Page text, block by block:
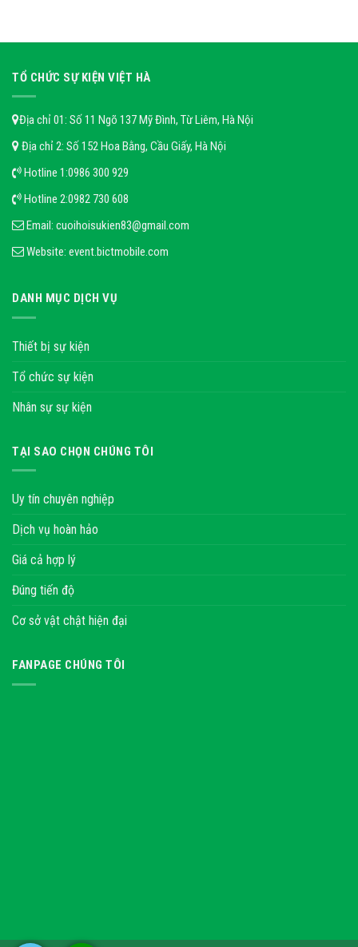
TỔ CHỨC SỰ KIỆN VIỆT HÀ
Địa chỉ 01: Số 11 Ngõ 137 Mỹ Đình, Từ Liêm, Hà Nội
Địa chỉ 2: Số 152 Hoa Bằng, Cầu Giấy, Hà Nội
Hotline 1:0986 300 929
Hotline 2:0982 730 608
Email: cuoihoisukien83@gmail.com
Website: event.bictmobile.com
DANH MỤC DỊCH VỤ
Thiết bị sự kiện
Tổ chức sự kiện
Nhân sự sự kiện
TẠI SAO CHỌN CHÚNG TÔI
Uy tín chuyên nghiệp
Dịch vụ hoàn hảo
Giá cả hợp lý
Đúng tiến độ
Cơ sở vật chật hiện đại
FANPAGE CHÚNG TÔI